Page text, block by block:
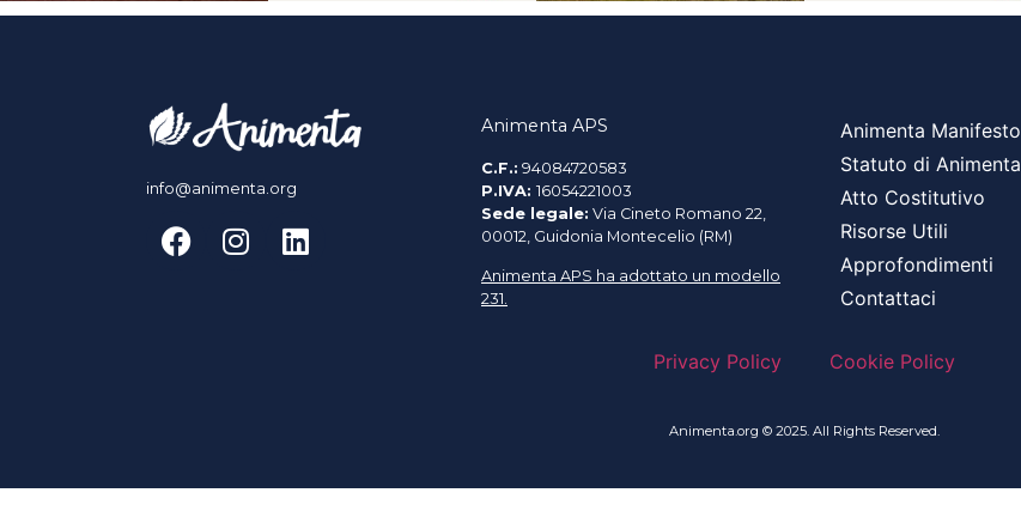
info@animenta.org
Animenta APS
C.F.: 94084720583
P.IVA: 16054221003
Sede legale: Via Cineto Romano 22,
00012, Guidonia Montecelio (RM)
Animenta APS ha adottato un modello
231.
Animenta Manifesto
Statuto di Animenta
Atto Costitutivo
Risorse Utili
Approfondimenti
Contattaci
Privacy Policy Cookie Policy
Animenta.org © 2025. All Rights Reserved.